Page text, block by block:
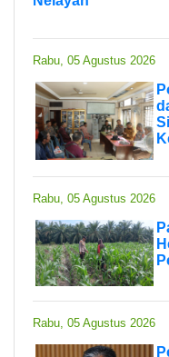
Rabu, 05 Agustus 2026
Rabu, 05 Agustus 2026
Rabu, 05 Agustus 2026